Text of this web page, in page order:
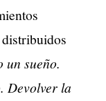
un sueño.
Devolver la